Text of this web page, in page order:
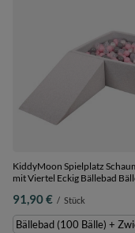
KiddyMoon Spielplatz
mit Viertel Eckig Bällebad
hellgrau:perle/grau/
Bällebad (100 Bälle) + Zwickel
91,90 € / Stück
Bällebad (100 Bälle) +